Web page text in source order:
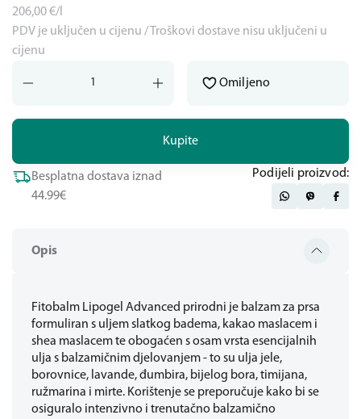
Opis
Fitobalm Lipogel Advanced prirodni je balzam za prsa
formuliran s uljem slatkog badema, kakao maslacem i
shea maslacem te obogaćen s osam vrsta esencijalnih
ulja s balzamičnim djelovanjem - to su ulja jele,
borovnice, lavande, đumbira, bijelog bora, timijana,
ružmarina i mirte. Korištenje se preporučuje kako bi se
osiguralo intenzivno i trenutačno balzamično
206,00€/l
PDV je uključen u cijenu / Troškovi dostave nisu uključeni u
cijenu
Kupite
Omiljeno
Besplatna dostava iznad
44.99€
Podijeli proizvod: